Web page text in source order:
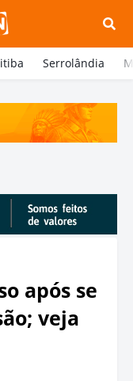
Serrolândia
após se
veja